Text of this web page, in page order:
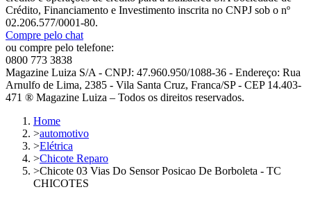
Crédito, Financiamento e Investimento inscrita no CNPJ sob o nº
02.206.577/0001-80.
Compre pelo chat
ou compre pelo telefone:
0800 773 3838
Magazine Luiza S/A - CNPJ: 47.960.950/1088-36 - Endereço: Rua
Arnulfo de Lima, 2385 - Vila Santa Cruz, Franca/SP - CEP 14.403-
471 ® Magazine Luiza – Todos os direitos reservados.
Home
>automotivo
>Elétrica
>Chicote Reparo
>Chicote 03 Vias Do Sensor Posicao De Borboleta - TC
CHICOTES